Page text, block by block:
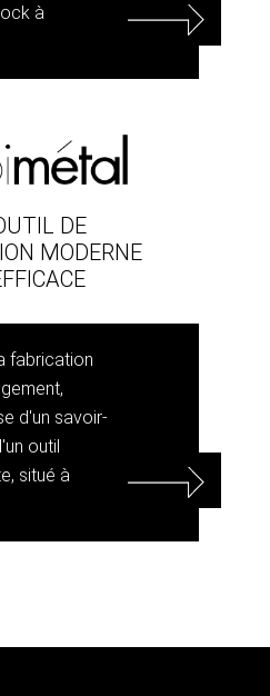
à
DE
MODERNE
fabrication
d'un savoir-
outil
situé à